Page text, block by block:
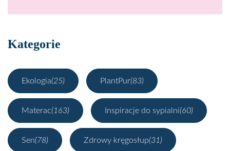
Kategorie
Ekologia(25) PlantPur(83)
Materac(163) Inspiracje do sypialni(60)
Sen(78) Zdrowy kręgosłup(31)